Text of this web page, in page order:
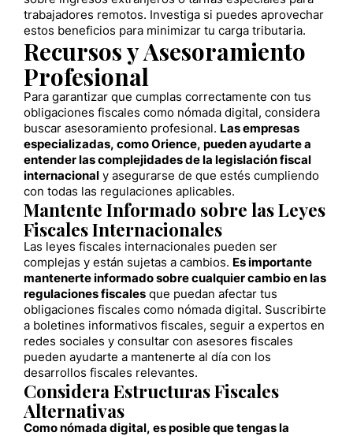
trabajadores remotos. Investiga si puedes aprovechar
estos beneficios para minimizar tu carga tributaria.
Recursos y Asesoramiento
Profesional
Para garantizar que cumplas correctamente con tus
obligaciones fiscales como nómada digital, considera
buscar asesoramiento profesional. Las empresas
especializadas, como Orience, pueden ayudarte a
entender las complejidades de la legislación fiscal
internacional y asegurarse de que estés cumpliendo
con todas las regulaciones aplicables.
Mantente Informado sobre las Leyes
Fiscales Internacionales
Las leyes fiscales internacionales pueden ser
complejas y están sujetas a cambios. Es importante
mantenerte informado sobre cualquier cambio en las
regulaciones fiscales que puedan afectar tus
obligaciones fiscales como nómada digital. Suscribirte
a boletines informativos fiscales, seguir a expertos en
redes sociales y consultar con asesores fiscales
pueden ayudarte a mantenerte al día con los
desarrollos fiscales relevantes.
Considera Estructuras Fiscales
Alternativas
Como nómada digital, es posible que tengas la